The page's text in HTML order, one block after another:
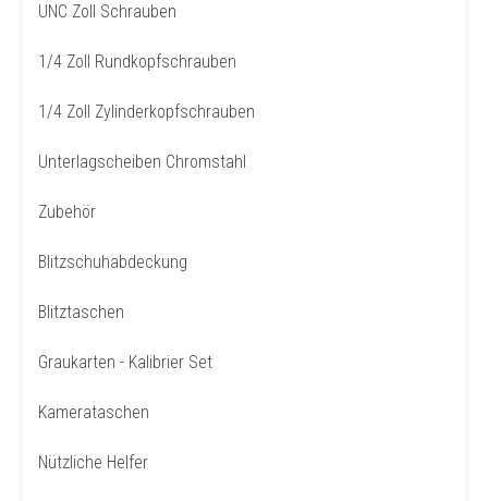
UNC Zoll Schrauben
1/4 Zoll Rundkopfschrauben
1/4 Zoll Zylinderkopfschrauben
Unterlagscheiben Chromstahl
Zubehör
Blitzschuhabdeckung
Blitztaschen
Graukarten - Kalibrier Set
Kamerataschen
Nützliche Helfer